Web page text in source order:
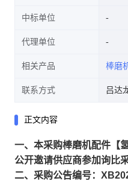
中标单位
代理单位
相关产品 棒磨
联系方式 吕达
正文内容
一、本采购棒磨机配件【
公开邀请供应商参加询比
二、采购公告编号：